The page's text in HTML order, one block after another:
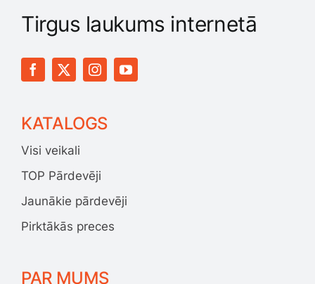
Tirgus laukums internetā
KATALOGS
Visi veikali
TOP Pārdevēji
Jaunākie pārdevēji
Pirktākās preces
PAR MUMS